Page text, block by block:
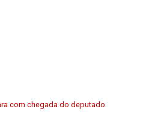
com chegada do deputado